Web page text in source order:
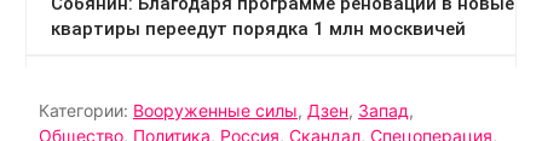
Категории: Вооруженные силы, Дзен, Запад,
Общество, Политика, Россия, Скандал, Спецоперация,